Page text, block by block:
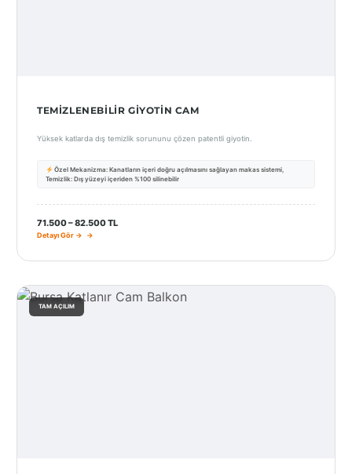
TEMIZLENEBILIR GIYOTIN CAM
Yüksek katlarda dış temizlik sorununu çözen patentli giyotin.
Özel Mekanizma: Kanatların içeri doğru açılmasını sağlayan makas sistemi,
Temizlik: Dış yüzeyi içeriden %100 silinebilir
71.500 – 82.500 TL
Detayı Gör →
TAM AÇILIM